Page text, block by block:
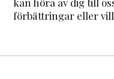
förbättringar eller